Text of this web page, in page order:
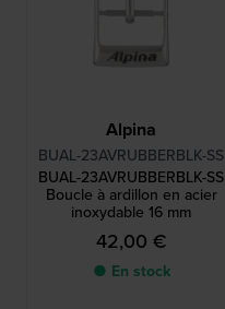
Alpina
BUAL-23AVRUBBERBLK-SS
BUAL-23AVRUBBERBLK-SS
Boucle à ardillon en acier
inoxydable 16 mm
42,00 €
● En stock